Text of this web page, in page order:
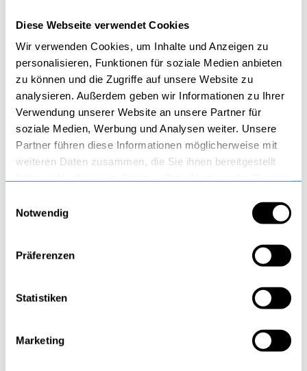
Diese Webseite verwendet Cookies
Wir verwenden Cookies, um Inhalte und Anzeigen zu
personalisieren, Funktionen für soziale Medien anbieten
zu können und die Zugriffe auf unsere Website zu
analysieren. Außerdem geben wir Informationen zu Ihrer
Verwendung unserer Website an unsere Partner für
soziale Medien, Werbung und Analysen weiter. Unsere
Partner führen diese Informationen möglicherweise mit
weiteren Daten zusammen, die Sie ihnen bereitgestellt
Notwendig
Präferenzen
Statistiken
Marketing
Garagenonline
Suchen Sie nach einem Eintrag
Suchen Suchen
Fertiggaragen
Nebeneingangsturen
Zweiflugeltore